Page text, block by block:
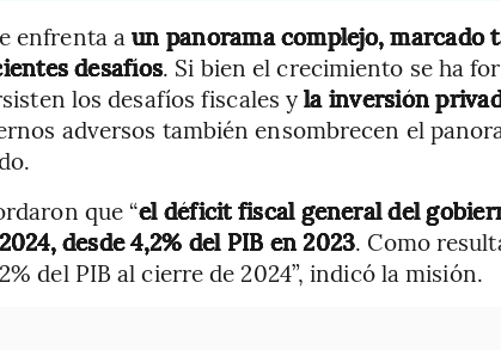
enfrenta aun panorama complejo, marcado
desafíos. Si bien el crecimiento se ha
los desafíos fiscales yla inversión
adversos también ensombrecen el
que “el déficit fiscal general del
desde 4,2% del PIB en 2023. Como
del PIB al cierre de 2024”, indicó la misión.